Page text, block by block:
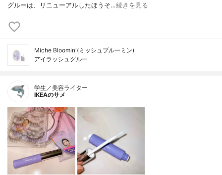
グルーは、リニューアルしたほうそ…続きを見る
Miche Bloomin'(ミッシュブルーミン)
アイラッシュグルー
学生／美容ライター
IKEAのサメ